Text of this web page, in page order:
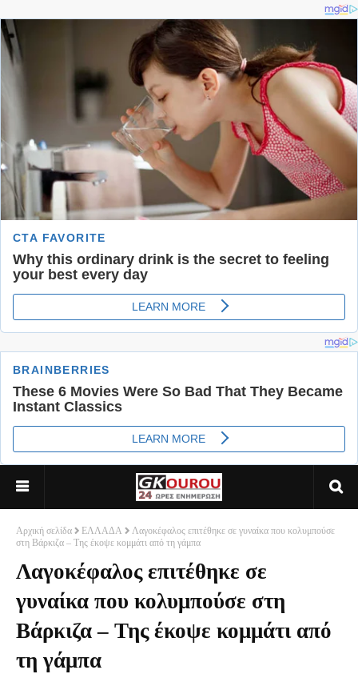
Αρχική σελίδα ΕΛΛΑΔΑ
Λαγοκέφαλος επιτέθηκε σε γυναίκα που κολυμπούσε
στη Βάρκιζα – Της έκοψε κομμάτι από τη γάμπα
Λαγοκέφαλος επιτέθηκε σε
γυναίκα που κολυμπούσε στη
Βάρκιζα – Της έκοψε κομμάτι από
τη γάμπα